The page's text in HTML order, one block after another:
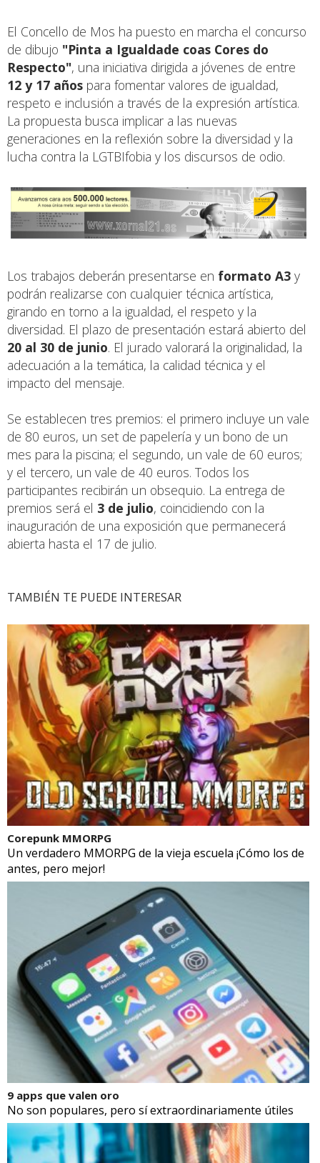
El Concello de Mos ha puesto en marcha el concurso
de dibujo "Pinta a Igualdade coas Cores do
Respecto", una iniciativa dirigida a jóvenes de entre
12 y 17 años para fomentar valores de igualdad,
respeto e inclusión a través de la expresión artística.
La propuesta busca implicar a las nuevas
generaciones en la reflexión sobre la diversidad y la
lucha contra la LGTBIfobia y los discursos de odio.
Los trabajos deberán presentarse en formato A3 y
podrán realizarse con cualquier técnica artística,
girando en torno a la igualdad, el respeto y la
diversidad. El plazo de presentación estará abierto del
20 al 30 de junio. El jurado valorará la originalidad, la
adecuación a la temática, la calidad técnica y el
impacto del mensaje.
Se establecen tres premios: el primero incluye un vale
de 80 euros, un set de papelería y un bono de un
mes para la piscina; el segundo, un vale de 60 euros;
y el tercero, un vale de 40 euros. Todos los
participantes recibirán un obsequio. La entrega de
premios será el 3 de julio, coincidiendo con la
inauguración de una exposición que permanecerá
abierta hasta el 17 de julio.
TAMBIÉN TE PUEDE INTERESAR
Corepunk MMORPG
Un verdadero MMORPG de la vieja escuela ¡Cómo los de
antes, pero mejor!
9 apps que valen oro
No son populares, pero sí extraordinariamente útiles